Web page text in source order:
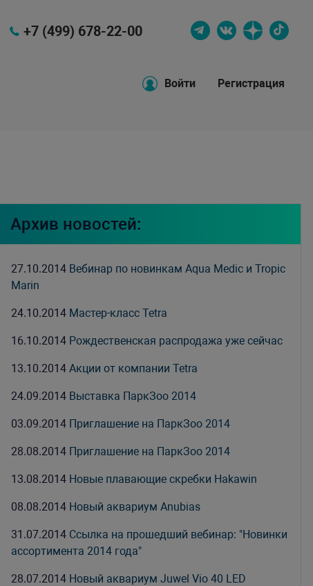
+7 (499) 678-22-00
Войти Регистрация
Архив новостей:
27.10.2014 Вебинар по новинкам Aqua Medic и Tropic
Marin
24.10.2014 Мастер-класс Tetra
16.10.2014 Рождественская распродажа уже сейчас
13.10.2014Акции от компании Tetra
24.09.2014 Выставка ПаркЗоо 2014
03.09.2014 Приглашение на ПаркЗоо 2014
28.08.2014 Приглашение на ПаркЗоо 2014
13.08.2014 Новые плавающие скребки Hakawin
08.08.2014 Новый аквариум Anubias
31.07.2014 Ссылка на прошедший вебинар: "Новинки
ассортимента 2014 года"
28.07.2014 Новый аквариум Juwel Vio 40 LED